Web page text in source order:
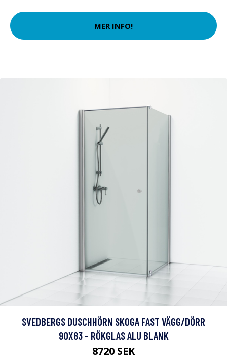
MER INFO!
SVEDBERGS DUSCHHÖRN SKOGA FAST VÄGG/DÖRR
90X83 - RÖKGLAS ALU BLANK
8720 SEK